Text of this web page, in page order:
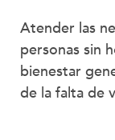
Atender las
personas sin
bienestar
de la falta de